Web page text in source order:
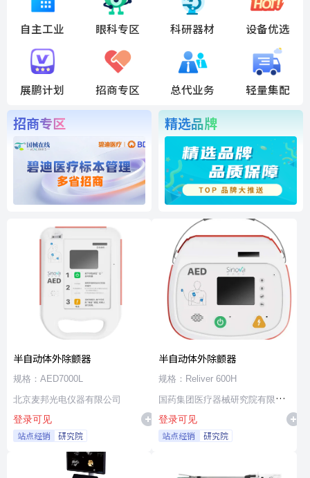
国药创研AED开启全国招商
自主工业 眼科专区 科研器材 设备优选
展鹏计划 招商专区 总代业务 轻量集配
招商专区 精选品牌
半自动体外除颤器
规格：AED7000L
北京麦邦光电仪器有限公司
登录可见
站点经销 研究院
半自动体外除颤器
规格：Reliver 600H
国药集团医疗器械研究院有限公
司
登录可见
站点经销 研究院